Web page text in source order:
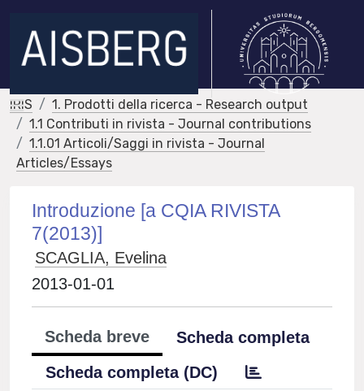
IRIS
1. Prodotti della ricerca - Research output
1.1 Contributi in rivista - Journal contributions
1.1.01 Articoli/Saggi in rivista - Journal
Articles/Essays
Introduzione [a CQIA RIVISTA
7(2013)]
SCAGLIA, Evelina
2013-01-01
Scheda breve
Scheda completa
Scheda completa (DC)